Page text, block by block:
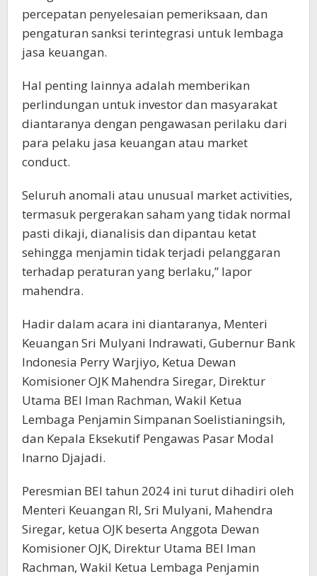
percepatan penyelesaian pemeriksaan, dan
pengaturan sanksi terintegrasi untuk lembaga
jasa keuangan.
Hal penting lainnya adalah memberikan
perlindungan untuk investor dan masyarakat
diantaranya dengan pengawasan perilaku dari
para pelaku jasa keuangan atau market
conduct.
Seluruh anomali atau unusual market activities,
termasuk pergerakan saham yang tidak normal
pasti dikaji, dianalisis dan dipantau ketat
sehingga menjamin tidak terjadi pelanggaran
terhadap peraturan yang berlaku,” lapor
mahendra.
Hadir dalam acara ini diantaranya, Menteri
Keuangan Sri Mulyani Indrawati, Gubernur Bank
Indonesia Perry Warjiyo, Ketua Dewan
Komisioner OJK Mahendra Siregar, Direktur
Utama BEI Iman Rachman, Wakil Ketua
Lembaga Penjamin Simpanan Soelistianingsih,
dan Kepala Eksekutif Pengawas Pasar Modal
Inarno Djajadi.
Peresmian BEI tahun 2024 ini turut dihadiri oleh
Menteri Keuangan RI, Sri Mulyani, Mahendra
Siregar, ketua OJK beserta Anggota Dewan
Komisioner OJK, Direktur Utama BEI Iman
Rachman, Wakil Ketua Lembaga Penjamin